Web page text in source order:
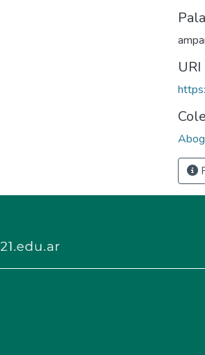
URI